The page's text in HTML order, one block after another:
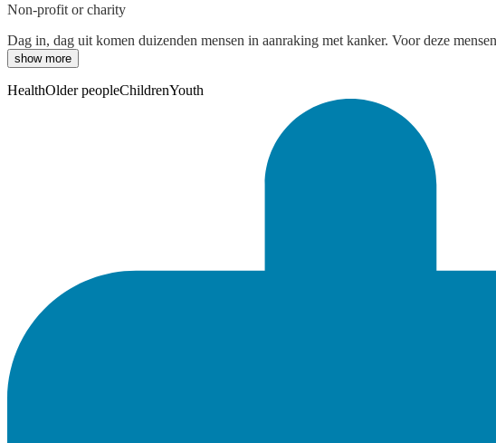
Non-profit or charity
Dag in, dag uit komen duizenden mensen in aanraking met kanker. Voor deze
show more
HealthOlder peopleChildrenYouth